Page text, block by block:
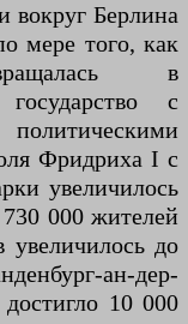
вокруг Берлина
мере того, как
в
государство с
Фридриха I с
увеличилось
000 жителей
увеличилось до
ан-дер-
10 000